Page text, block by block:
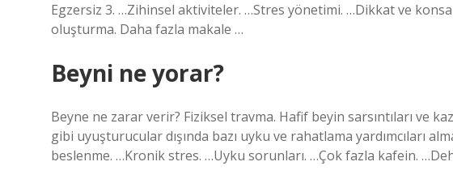
Egzersiz 3. …Zihinsel aktiviteler. …Stres yönetimi. …Dikkat ve
oluşturma. Daha fazla makale …
Beyni ne yorar?
Beyne ne zarar verir? Fiziksel travma. Hafif beyin sarsıntıları ve
gibi uyuşturucular dışında bazı uyku ve rahatlama yardımcıları
beslenme. …Kronik stres. …Uyku sorunları. …Çok fazla kafein.